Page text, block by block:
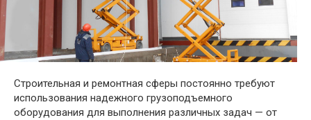
Строительная и ремонтная сферы постоянно требуют
использования надежного грузоподъемного
оборудования для выполнения различных задач — от